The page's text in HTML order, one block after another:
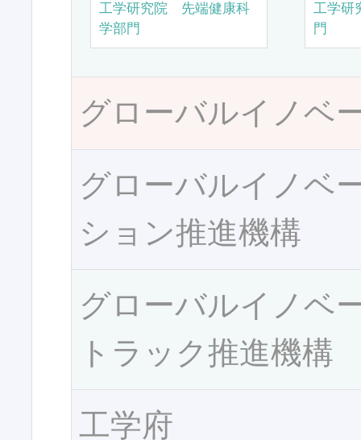
工学研究院 先端健康科
学部門
工学研
門
グローバルイノベ
グローバルイノベ
ション推進機構
グローバルイノベ
トラック推進機構
工学府